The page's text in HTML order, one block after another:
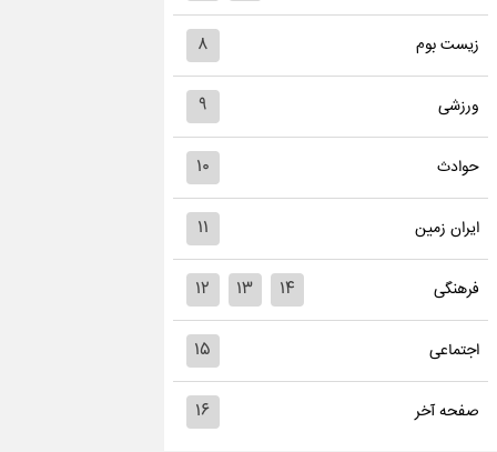
زیست بوم ۸
ورزشی ۹
حوادث ۱۰
ایران زمین ۱۱
فرهنگی ۱۲ ۱۳ ۱۴
اجتماعی ۱۵
صفحه آخر ۱۶